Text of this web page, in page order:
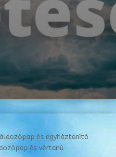
és egyháztanító
és vértanú